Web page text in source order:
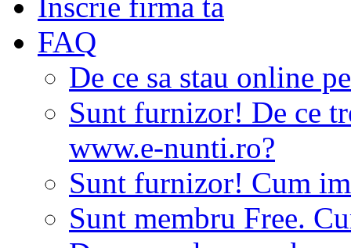
FAQ
De ce sa stau online
Sunt furnizor! De ce
www.e-nunti.ro?
Sunt furnizor! Cum
Sunt membru Free.